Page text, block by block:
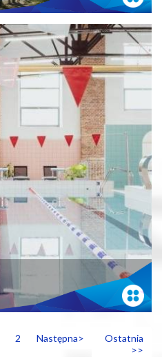
2 Następna>
Ostatnia
>>